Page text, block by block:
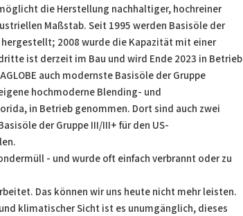
die Herstellung nachhaltiger, hochreiner
Maßstab. Seit 1995 werden Basisöle der
hergestellt; 2008 wurde die Kapazität mit einer
ist derzeit im Bau und wird Ende 2023 in Betrieb
auch modernste Basisöle der Gruppe
hochmoderne Blending- und
in Betrieb genommen. Dort sind auch zwei
der Gruppe III/III+ für den US-
- und wurde oft einfach verbrannt oder zu
Das können wir uns heute nicht mehr leisten.
klimatischer Sicht ist es unumgänglich, dieses